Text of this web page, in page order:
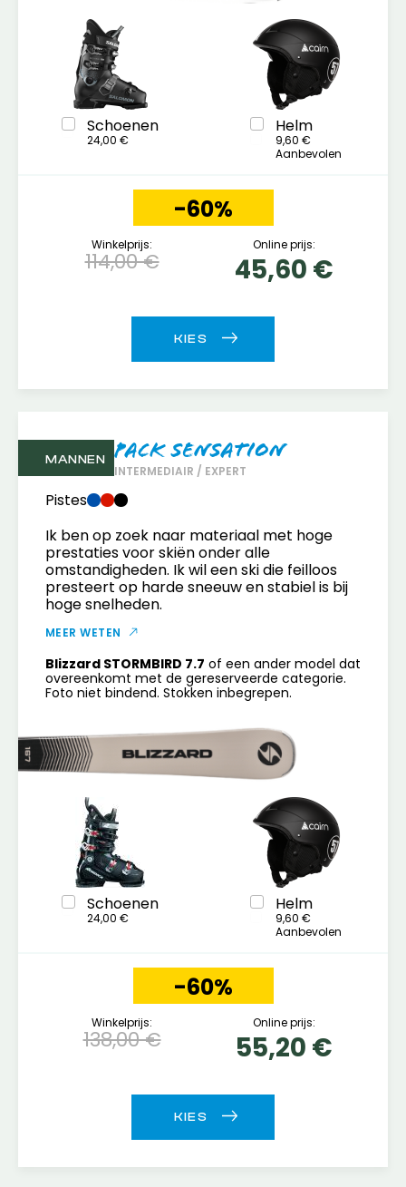
Schoenen
24,00 €
Helm
9,60 €
Aanbevolen
-60%
Winkelprijs:
114,00 €
Online prijs:
45,60 €
MANNEN Pack Sensation
INTERMEDIAIR / EXPERT
Pistes
Ik ben op zoek naar materiaal met hoge
prestaties voor skiën onder alle
omstandigheden. Ik wil een ski die feilloos
presteert op harde sneeuw en stabiel is bij
hoge snelheden.
MEER WETEN
Blizzard STORMBIRD 7.7 of een ander model dat
overeenkomt met de gereserveerde categorie.
Foto niet bindend. Stokken inbegrepen.
Schoenen
24,00 €
Helm
9,60 €
Aanbevolen
-60%
Winkelprijs:
138,00 €
Online prijs:
55,20 €